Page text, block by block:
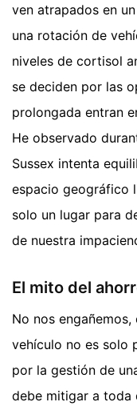
ven atrapados en
una rotación de
niveles de cortisol
se deciden por las
prolongada entran
He observado
Sussex intenta
espacio geográfico
solo un lugar para
de nuestra
El mito del
No nos
vehículo no es solo
por la gestión de
debe mitigar a toda